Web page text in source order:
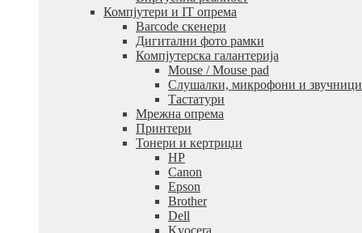
Компјутери и IT опрема
Barcode скенери
Дигитални фото рамки
Компјутерска галантерија
Mouse / Mouse pad
Слушалки, микрофони и звучници
Тастатури
Мрежна опрема
Принтери
Тонери и кертриџи
HP
Canon
Epson
Brother
Dell
Kyocera